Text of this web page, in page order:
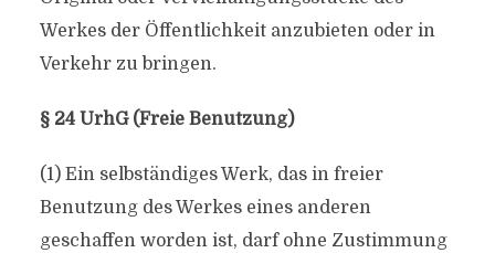
Werkes der Öffentlichkeit anzubieten oder in
Verkehr zu bringen.
§ 24 UrhG (Freie Benutzung)
(1) Ein selbständiges Werk, das in freier
Benutzung des Werkes eines anderen
geschaffen worden ist, darf ohne Zustimmung